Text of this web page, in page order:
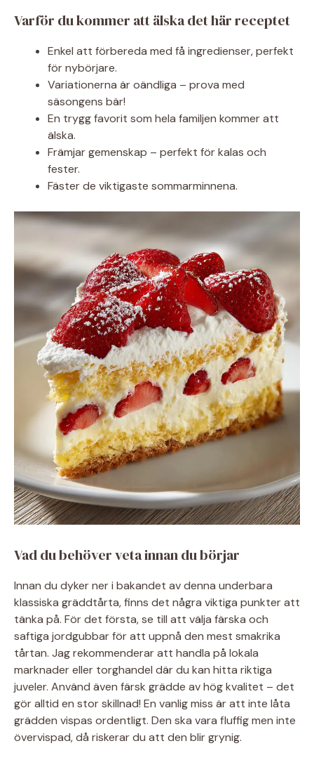
Varför du kommer att älska det här receptet
Enkel att förbereda med få ingredienser, perfekt
för nybörjare.
Variationerna är oändliga – prova med
säsongens bär!
En trygg favorit som hela familjen kommer att
älska.
Främjar gemenskap – perfekt för kalas och
fester.
Fäster de viktigaste sommarminnena.
Vad du behöver veta innan du börjar
Innan du dyker ner i bakandet av denna underbara
klassiska gräddtårta, finns det några viktiga punkter att
tänka på. För det första, se till att välja färska och
saftiga jordgubbar för att uppnå den mest smakrika
tårtan. Jag rekommenderar att handla på lokala
marknader eller torghandel där du kan hitta riktiga
juveler. Använd även färsk grädde av hög kvalitet – det
gör alltid en stor skillnad! En vanlig miss är att inte låta
grädden vispas ordentligt. Den ska vara fluffig men inte
övervispad, då riskerar du att den blir grynig.